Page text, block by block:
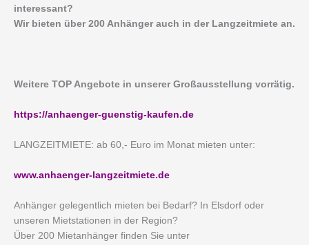
interessant?
Wir bieten über 200 Anhänger auch in der Langzeitmiete an.
Weitere TOP Angebote in unserer Großausstellung vorrätig.
https://anhaenger-guenstig-kaufen.de
LANGZEITMIETE: ab 60,- Euro im Monat mieten unter:
www.anhaenger-langzeitmiete.de
Anhänger gelegentlich mieten bei Bedarf? In Elsdorf oder
unseren Mietstationen in der Region?
Über 200 Mietanhänger finden Sie unter